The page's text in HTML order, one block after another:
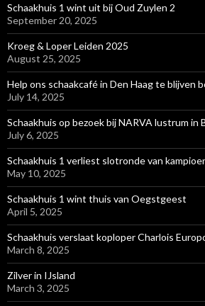
Schaakhuis 1 wint uit bij Oud Zuylen 2
September 20, 2025
Kroeg & Loper Leiden 2025
August 25, 2025
Help ons schaakcafé in Den Haag te blijven
July 14, 2025
Schaakhuis op bezoek bij NARVA lustrum in
July 6, 2025
Schaakhuis 1 verliest slotronde van
May 10, 2025
Schaakhuis 1 wint thuis van Oegstgeest
April 5, 2025
Schaakhuis verslaat koploper Charlois
March 8, 2025
Zilver in IJsland
March 3, 2025